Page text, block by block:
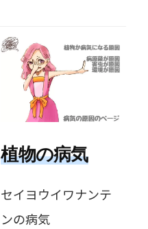
植物の病気
セイヨウイワナンテ
ンの病気